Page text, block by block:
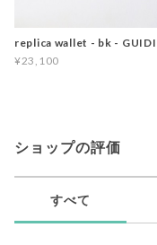
replica wallet - bk - GUIDI
¥23,100
ショップの評価
すべて